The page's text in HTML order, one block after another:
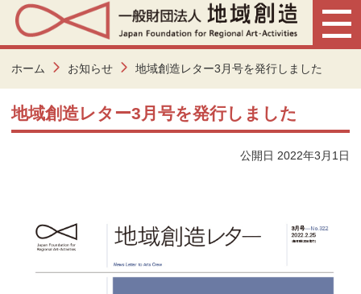
ホーム お知らせ 地域創造レター3月号を発行しました
地域創造レター3月号を発行しました
公開日 2022年3月1日